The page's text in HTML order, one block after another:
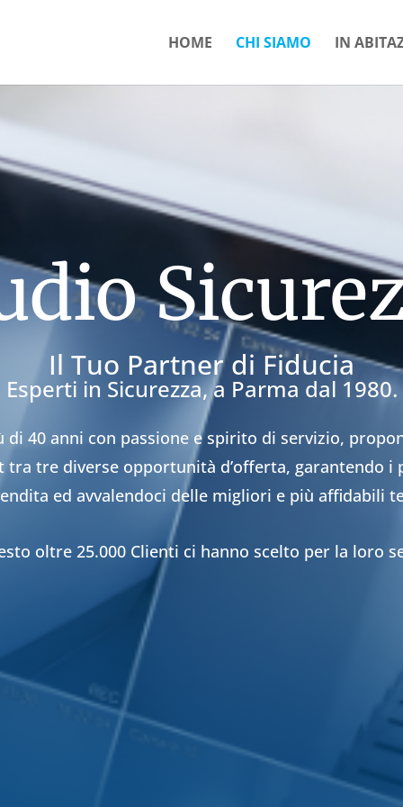
HOME CHI SIAMO IN
Il Tuo Partner di Fiducia
Esperti in Sicurezza, a Parma dal 1980.
di 40 anni con passione e spirito di servizio,
tra tre diverse opportunità d’offerta, garantendo i
ed avvalendoci delle migliori e più affidabili
oltre 25.000 Clienti ci hanno scelto per la loro